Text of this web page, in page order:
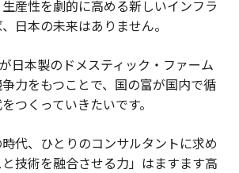
産性を劇的に高める新しいインフラ
日本の未来はありません。
日本製のドメスティック・ファーム
力をもつことで、国の富が国内で循
つくっていきたいです。
時代、ひとりのコンサルタントに求め
技術を融合させる力」はますます高